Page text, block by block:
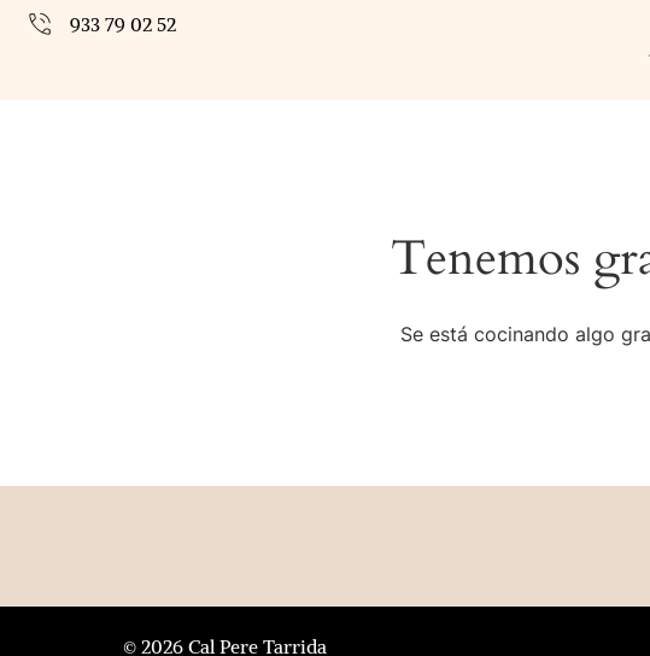
933 79 02 52
Tenemos
Se está cocinando algo
© 2026 Cal Pere Tarrida